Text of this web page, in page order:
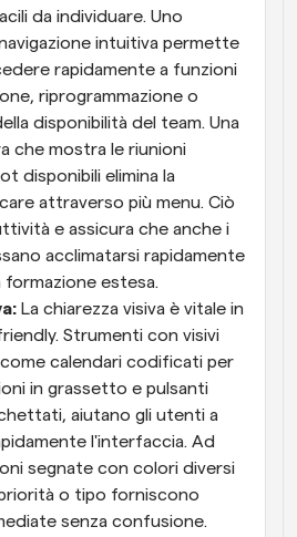
da individuare. Uno
intuitiva permette
rapidamente a funzioni
riprogrammazione o
disponibilità del team. Una
che mostra le riunioni
disponibili elimina la
attraverso più menu. Ciò
e assicura che anche i
acclimatarsi rapidamente
formazione estesa.
La chiarezza visiva è vitale in
Strumenti con visivi
calendari codificati per
in grassetto e pulsanti
aiutano gli utenti a
l'interfaccia. Ad
segnate con colori diversi
o tipo forniscono
senza confusione.